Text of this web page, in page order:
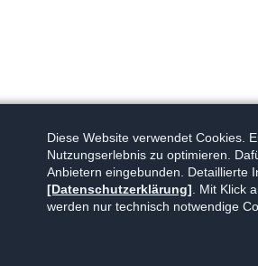
Diese Website verwendet Cookies.
Nutzungserlebnis zu optimieren.
Anbietern eingebunden. Detaillierte
[Datenschutzerklärung] . Mit Klick
werden nur technisch notwendige